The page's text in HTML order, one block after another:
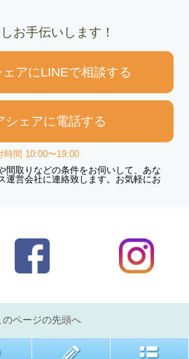
お手伝いします！
ェアにLINEで相談する
シェアに電話する
時間 10:00〜19:00
間取りなどの条件をお伺いして、あな
運営会社に連絡致します。お気軽にお
のページの先頭へ